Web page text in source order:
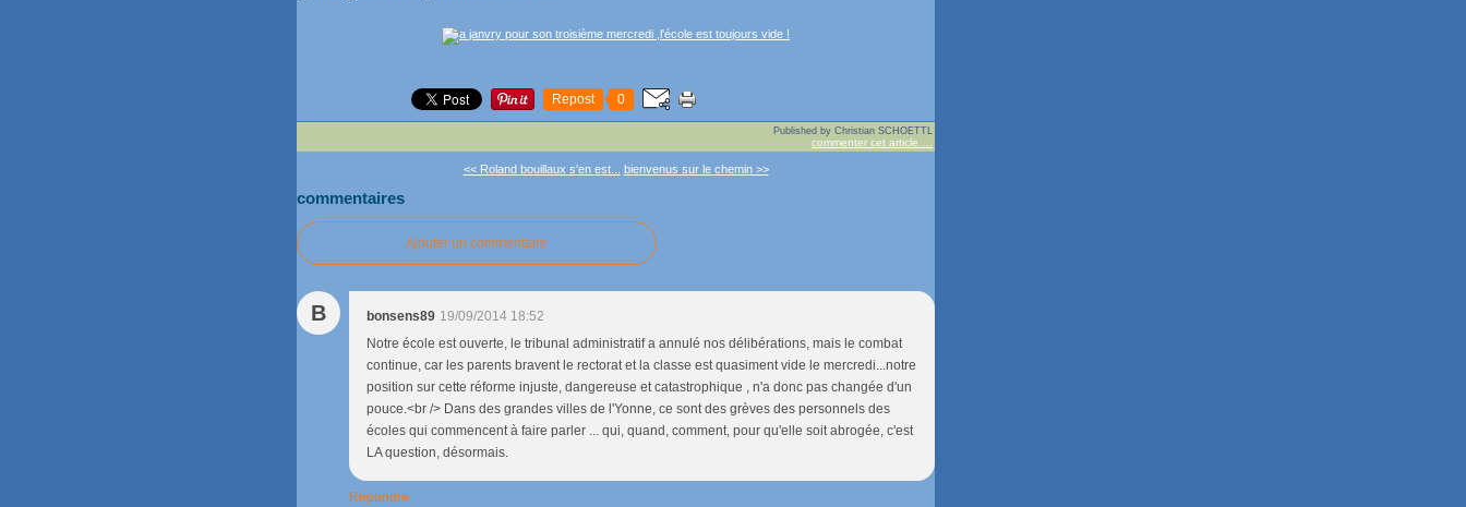
Repost 0
Published by Christian SCHOETTL
commenter cet article
<< Roland bouillaux s'en est... bienvenus sur le chemin >>
commentaires
Ajouter un commentaire
B bonsens89 19/09/2014 18:52
Notre école est ouverte, le tribunal administratif a annulé nos délibérations, mais le combat
continue, car les parents bravent le rectorat et la classe est quasiment vide le mercredi...notre
position sur cette réforme injuste, dangereuse et catastrophique , n'a donc pas changée d'un
pouce.<br /> Dans des grandes villes de l'Yonne, ce sont des grèves des personnels des
écoles qui commencent à faire parler ... qui, quand, comment, pour qu'elle soit abrogée, c'est
LA question, désormais.
Répondre